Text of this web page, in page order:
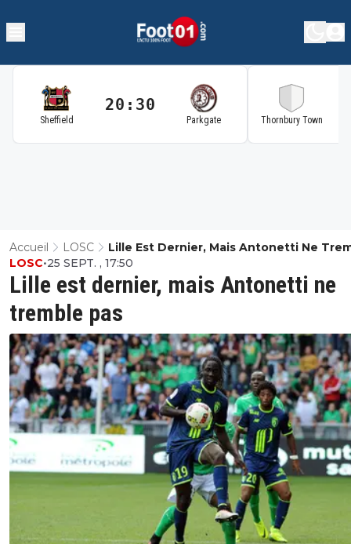
Sheffield
20:30
Parkgate Thornbury Town
Accueil LOSC
Lille Est Dernier, Mais Antonetti Ne
Pas
Lille est dernier, mais Antonetti ne
tremble pas
LOSC•25 SEPT. , 17:50